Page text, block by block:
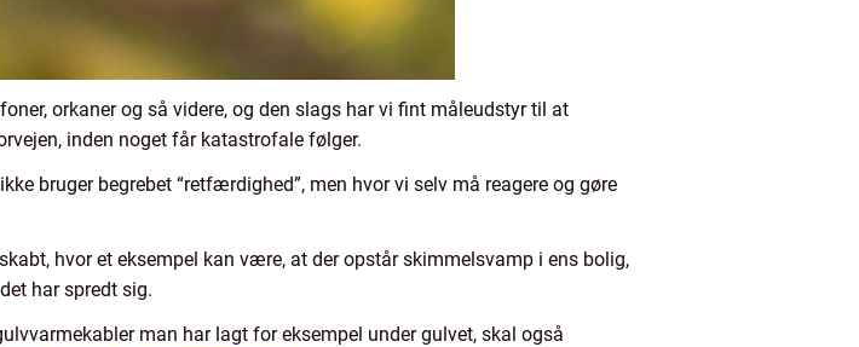
orkaner og så videre, og den slags har vi fint måleudstyr til at
inden noget får katastrofale følger.
bruger begrebet “retfærdighed”, men hvor vi selv må reagere og gøre
hvor et eksempel kan være, at der opstår skimmelsvamp i ens bolig,
har spredt sig.
man har lagt for eksempel under gulvet, skal også